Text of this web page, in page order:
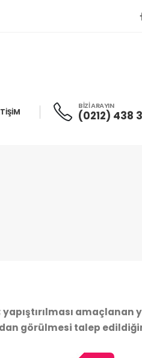
BİZİ ARAYIN
(0212) 438
görülmesi talep